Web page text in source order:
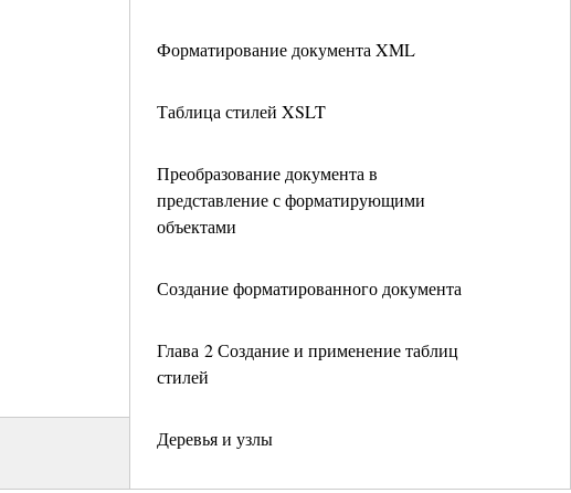
Форматирование документа XML
Таблица стилей XSLT
Преобразование документа в
представление с форматирующими
объектами
Создание форматированного документа
Глава 2 Создание и применение таблиц
стилей
Деревья и узлы